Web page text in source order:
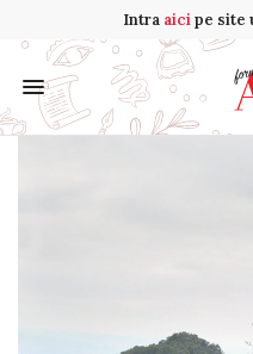
Intra aicipe site